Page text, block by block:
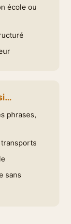
école ou
phrases,
sans